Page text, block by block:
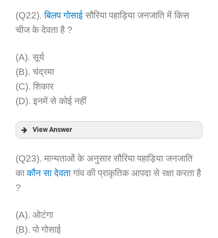
Answer:
(Q22).बिलप गोसाई सौरिया पहाड़िया जनजाति में किस
चीज के देवता है ?
(A). सूर्य
(B). चंद्रमा
(C). शिकार
(D). इनमें से कोई नहीं
View Answer
Answer:
(Q23). मान्यताओं के अनुसार सौरिया पहाड़िया जनजाति
काकौन सा देवतागांव की प्राकृतिक आपदा से रक्षा करता है
?
(A). ओटंगा
(B). पो गोसाई